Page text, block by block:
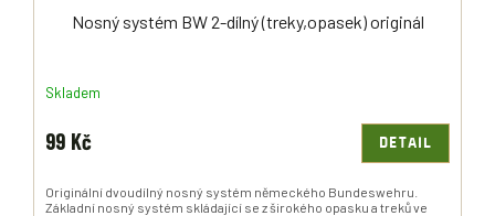
Nosný systém BW 2-dílný (treky,opasek) originál
Skladem
99 Kč DETAIL
Originální dvoudílný nosný systém německého Bundeswehru.
Základní nosný systém skládající se z širokého opasku a treků ve